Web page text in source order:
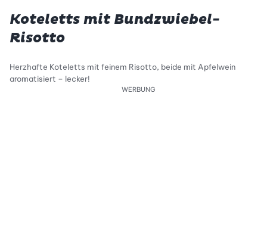
Koteletts mit Bundzwiebel-
Risotto
Herzhafte Koteletts mit feinem Risotto, beide mit Apfelwein
aromatisiert – lecker!
WERBUNG